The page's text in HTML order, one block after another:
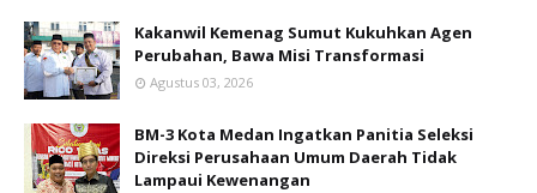
Kakanwil Kemenag Sumut Kukuhkan Agen
Perubahan, Bawa Misi Transformasi
Agustus 03, 2026
BM-3 Kota Medan Ingatkan Panitia Seleksi
Direksi Perusahaan Umum Daerah Tidak
Lampaui Kewenangan